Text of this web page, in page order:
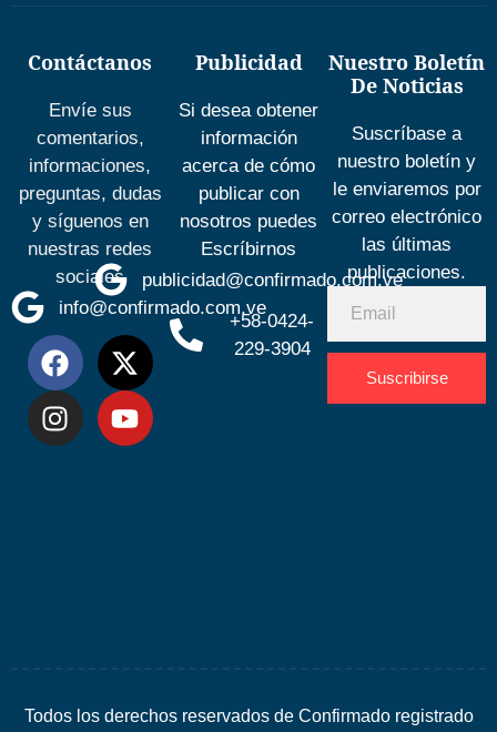
Contáctanos
Envíe sus
comentarios,
informaciones,
preguntas, dudas
y síguenos en
nuestras redes
sociales
info@confirmado.com.ve
Publicidad
Si desea obtener
información
acerca de cómo
publicar con
nosotros puedes
Escríbirnos
publicidad@confirmado.com.ve
+58-0424-
229-3904
Nuestro Boletín
De Noticias
Suscríbase a
nuestro boletín y
le enviaremos por
correo electrónico
las últimas
publicaciones.
Suscribirse
Todos los derechos reservados de Confirmado registrado